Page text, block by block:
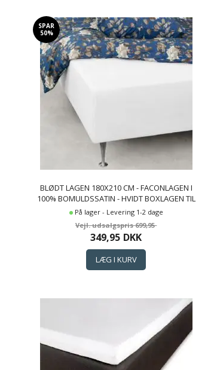
Hvid
Lys grå
Sort
(10)
SPAR
50%
BLØDT LAGEN 180X210 CM - FACONLAGEN I
100% BOMULDSSATIN - HVIDT BOXLAGEN TIL
MADRAS - BY NIGHT SATIN LAGEN
På lager - Levering 1-2 dage
699,95
349,95 DKK